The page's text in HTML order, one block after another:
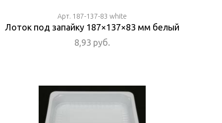
Арт. 187-137-83 white
Лоток под запайку 187×137×83 мм белый
8,93 руб.